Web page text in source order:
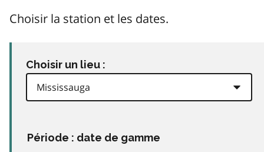
Choisir la station et les dates.
Choisir un lieu :
Période : date de gamme